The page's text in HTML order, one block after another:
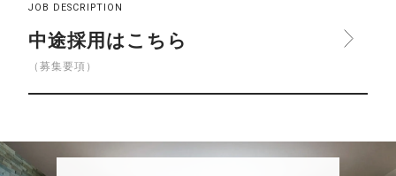
JOB DESCRIPTION
中途採用はこちら
（募集要項）